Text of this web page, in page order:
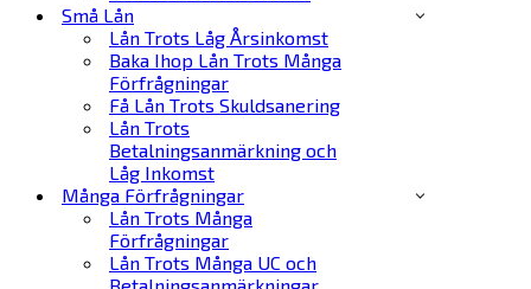
Små Lån
Lån Trots Låg Årsinkomst
Baka Ihop Lån Trots Många
Förfrågningar
Få Lån Trots Skuldsanering
Lån Trots
Betalningsanmärkning och
Låg Inkomst
Många Förfrågningar
Lån Trots Många
Förfrågningar
Lån Trots Många UC och